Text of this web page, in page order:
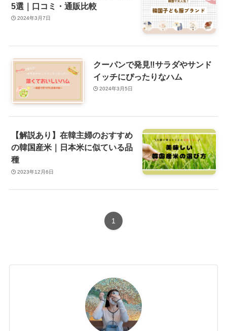
5選｜口コミ・通販比較
2024年3月7日
クーパンで発見‼サラダやサンド
イッチにぴったりなハム
2024年3月5日
【解説あり】在韓主婦のおすすめ
の韓国産米｜日本米に似ている品
種
2023年12月6日
1